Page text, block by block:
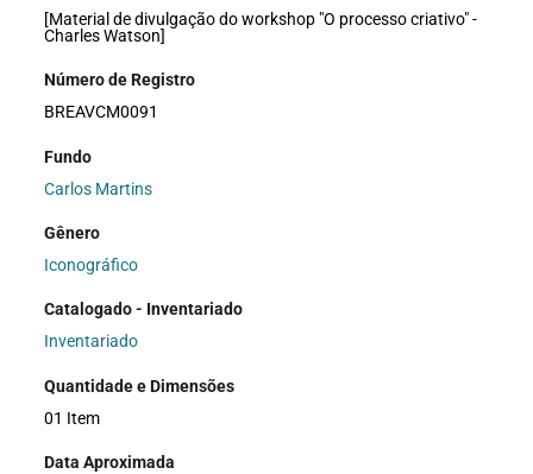
[Material de divulgação do workshop "O processo criativo" -
Charles Watson]
Número de Registro
BREAVCM0091
Fundo
Carlos Martins
Gênero
Iconográfico
Catalogado - Inventariado
Inventariado
Quantidade e Dimensões
01 Item
Data Aproximada